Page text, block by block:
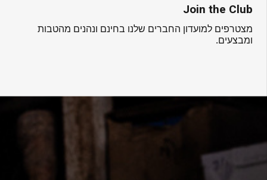
Join the Club
מצטרפים למועדון החברים שלנו בחינם ונהנים מהטבות
ומבצעים.